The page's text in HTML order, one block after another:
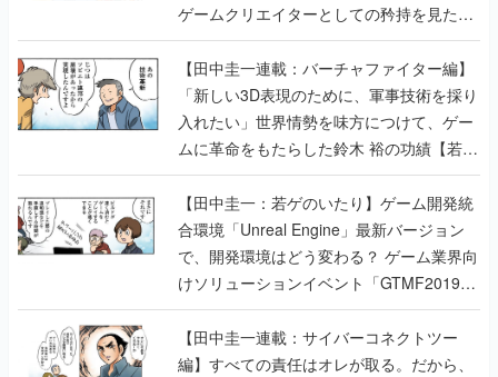
ゲームクリエイターとしての矜持を見た
【若ゲのいたり最終回】
【田中圭一連載：バーチャファイター編】
「新しい3D表現のために、軍事技術を採り
入れたい」世界情勢を味方につけて、ゲー
ムに革命をもたらした鈴木 裕の功績【若ゲ
のいたり】
【田中圭一：若ゲのいたり】ゲーム開発統
合環境「Unreal Engine」最新バージョン
で、開発環境はどう変わる？ ゲーム業界向
けソリューションイベント「GTMF2019」
に行って、より理解を深めよう【PR】
【田中圭一連載：サイバーコネクトツー
編】すべての責任はオレが取る。だから、